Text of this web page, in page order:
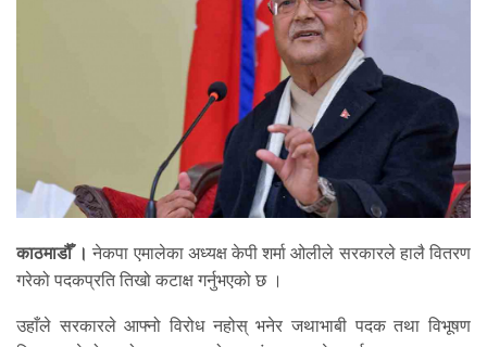
काठमाडौँ । नेकपा एमालेका अध्यक्ष केपी शर्मा ओलीले सरकारले हालै वितरण
गरेको पदकप्रति तिखो कटाक्ष गर्नुभएको छ ।
उहाँले सरकारले आफ्नो विरोध नहोस् भनेर जथाभाबी पदक तथा विभूषण